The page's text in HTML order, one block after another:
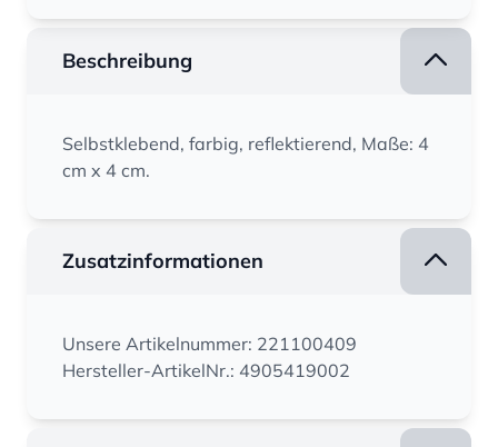
Beschreibung
Selbstklebend, farbig, reflektierend, Maße: 4
cm x 4 cm.
Zusatzinformationen
Unsere Artikelnummer: 221100409
Hersteller-ArtikelNr.: 4905419002